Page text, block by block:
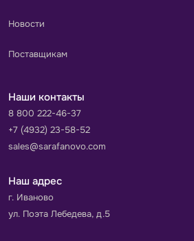
Новости
Поставщикам
Наши контакты
8 800 222-46-37
+7 (4932) 23-58-52
sales@sarafanovo.com
Наш адрес
г. Иваново
ул. Поэта Лебедева, д.5